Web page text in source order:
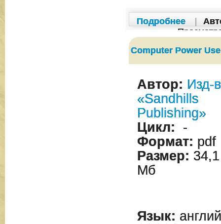
Подробнее
Computer Power
Автор: Изд-
«Sandhills
Publishing»
Цикл: -
Формат: pdf
Размер: 34,1
Мб
Язык: